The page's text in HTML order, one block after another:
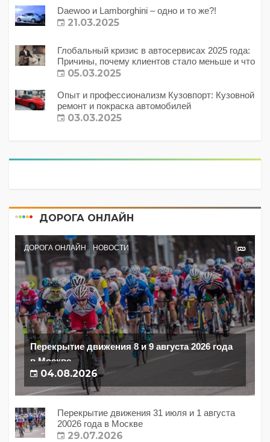
Daewoo и Lamborghini – одно и то же?!
21.03.2025
Глобальный кризис в автосервисах 2025 года:
Причины, почему клиентов стало меньше и что
с этим делать?
05.03.2025
Опыт и профессионализм Кузовпорт: Кузовной
ремонт и покраска автомобилей
03.03.2025
ДОРОГА ОНЛАЙН
ДОРОГА ОНЛАЙН НОВОСТИ
Перекрытие движения 8 и 9 августа 2026 года
в Москве
04.08.2026
Перекрытие движения 31 июля и 1 августа
20026 года в Москве
29.07.2026